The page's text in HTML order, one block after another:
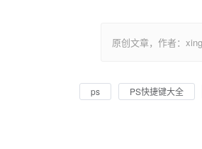
原创文章，作者：
ps PS快捷键大全